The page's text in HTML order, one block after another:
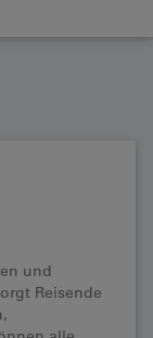
und
Reisende